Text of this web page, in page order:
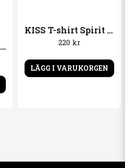
WASP T-Shirt First LOGO
KISS T-shirt Spirit of ´76
220 kr
LÄGG I VARUKORGEN